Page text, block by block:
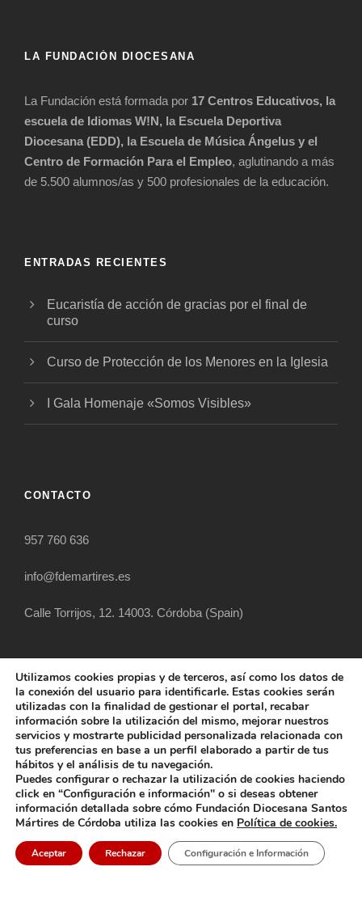
LA FUNDACIÓN DIOCESANA
La Fundación está formada por 17 Centros Educativos, la
escuela de Idiomas W!N, la Escuela Deportiva
Diocesana (EDD), la Escuela de Música Ángelus y el
Centro de Formación Para el Empleo, aglutinando a más
de 5.500 alumnos/as y 500 profesionales de la educación.
ENTRADAS RECIENTES
Eucaristía de acción de gracias por el final de
curso
Curso de Protección de los Menores en la Iglesia
I Gala Homenaje «Somos Visibles»
CONTACTO
957 760 636
info@fdemartires.es
Calle Torrijos, 12. 14003. Córdoba (Spain)
COPYRIGHT 2025 FUNDACIÓN DIOCESANA
SANTOS MÁRTIRES, ALL RIGHT RESERVED
POLÍTICA DE COOKIES AVISO LEGAL
POLÍTICA DE PRIVACIDAD POLÍTICA EXTERNA
Utilizamos cookies propias y de terceros, así como los datos de
la conexión del usuario para identificarle. Estas cookies serán
utilizadas con la finalidad de gestionar el portal, recabar
información sobre la utilización del mismo, mejorar nuestros
servicios y mostrarte publicidad personalizada relacionada con
tus preferencias en base a un perfil elaborado a partir de tus
hábitos y el análisis de tu navegación.
Puedes configurar o rechazar la utilización de cookies haciendo
click en “Configuración e información" o si deseas obtener
información detallada sobre cómo Fundación Diocesana Santos
Mártires de Córdoba utiliza las cookies en Política de cookies.
Aceptar Rechazar Configuración e Información